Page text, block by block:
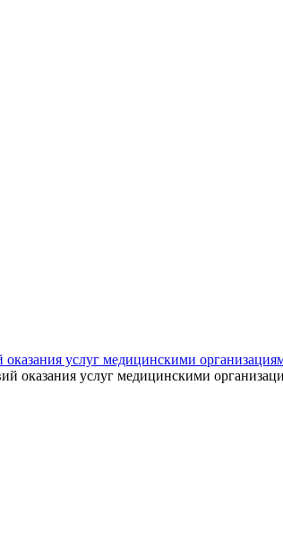
оказания услуг медицинскими